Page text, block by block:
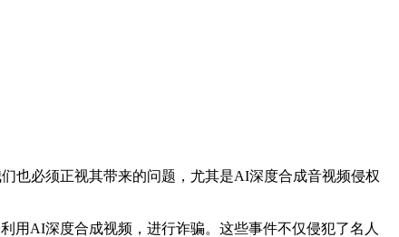
必须正视其带来的问题，尤其是AI深度合成音视频侵权
AI深度合成视频，进行诈骗。这些事件不仅侵犯了名人